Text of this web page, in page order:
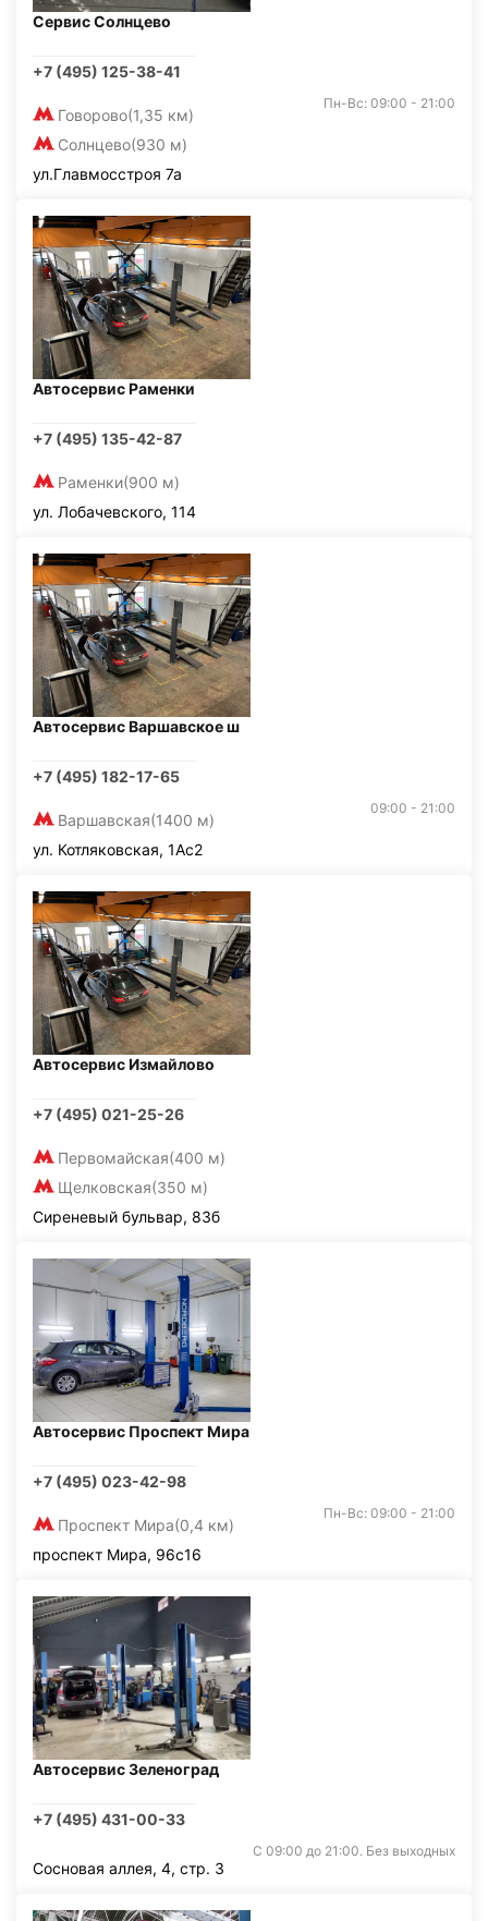
Сервис Солнцево
+7 (495) 125-38-41
Говорово(1,35 км)
Солнцево(930 м)
Пн-Вс: 09:00 - 21:00
ул.Главмосстроя 7а
Автосервис Раменки
+7 (495) 135-42-87
Раменки(900 м)
ул. Лобачевского, 114
Автосервис Варшавское ш
+7 (495) 182-17-65
Варшавская(1400 м)
09:00 - 21:00
ул. Котляковская, 1Ас2
Автосервис Измайлово
+7 (495) 021-25-26
Первомайская(400 м)
Щелковская(350 м)
Сиреневый бульвар, 83б
Автосервис Проспект Мира
+7 (495) 023-42-98
Проспект Мира(0,4 км)
Пн-Вс: 09:00 - 21:00
проспект Мира, 96с16
Автосервис Зеленоград
+7 (495) 431-00-33
С 09:00 до 21:00. Без выходных
Сосновая аллея, 4, стр. 3